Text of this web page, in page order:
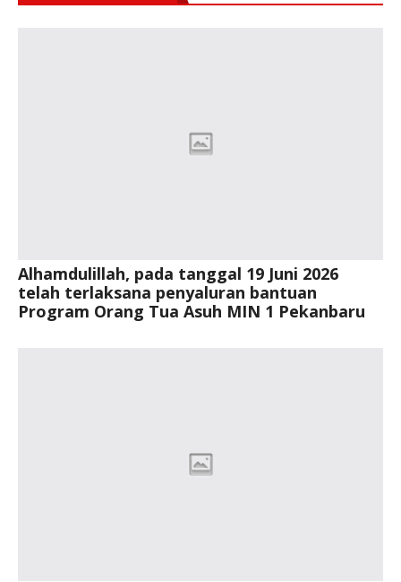
Alhamdulillah, pada tanggal 19 Juni 2026
telah terlaksana penyaluran bantuan
Program Orang Tua Asuh MIN 1 Pekanbaru